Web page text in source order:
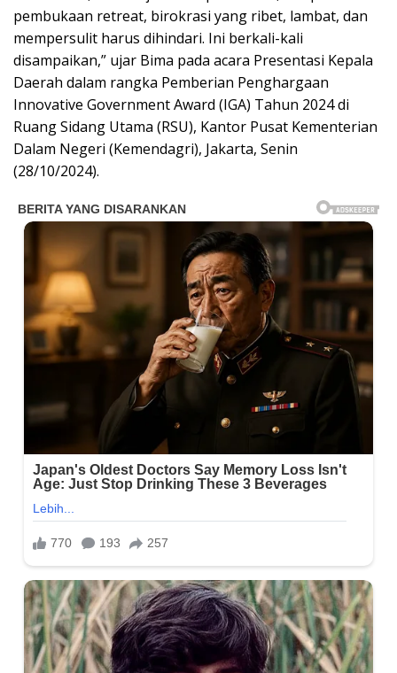
pembukaan retreat, birokrasi yang ribet, lambat, dan
mempersulit harus dihindari. Ini berkali-kali
disampaikan,” ujar Bima pada acara Presentasi Kepala
Daerah dalam rangka Pemberian Penghargaan
Innovative Government Award (IGA) Tahun 2024 di
Ruang Sidang Utama (RSU), Kantor Pusat Kementerian
Dalam Negeri (Kemendagri), Jakarta, Senin
(28/10/2024).